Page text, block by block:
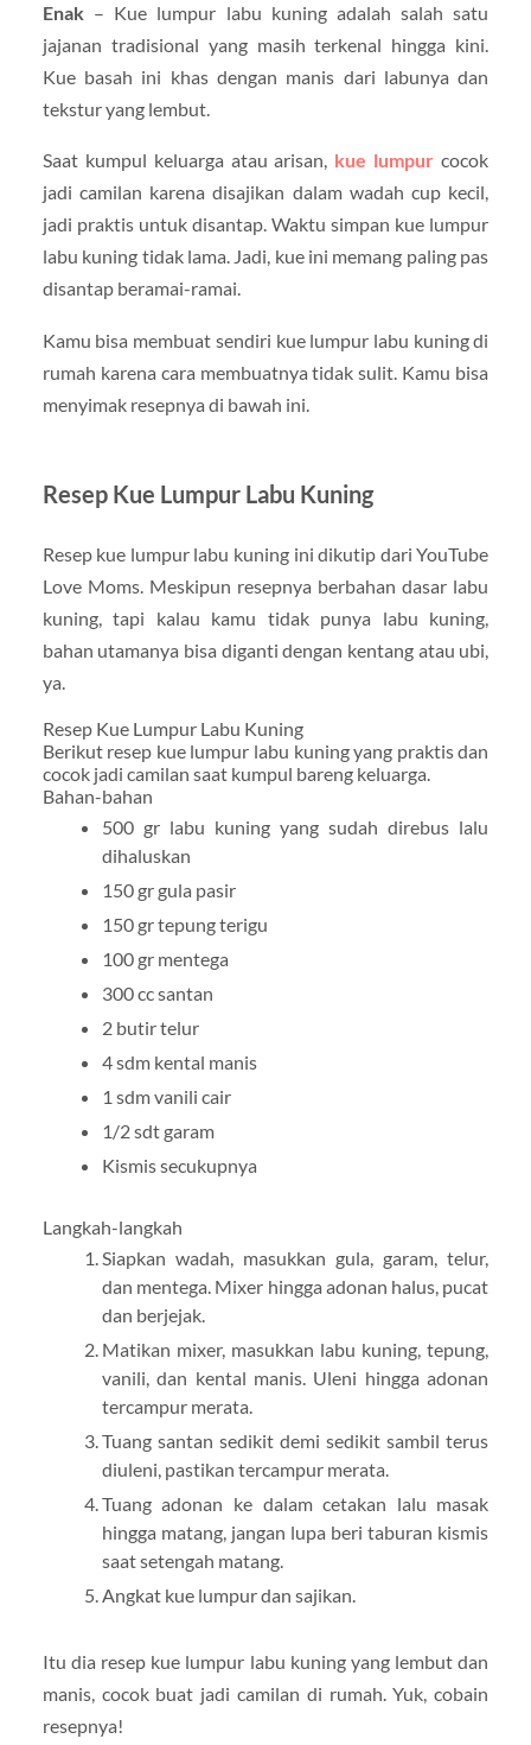
Enak– Kue lumpur labu kuning adalah salah satu
jajanan tradisional yang masih terkenal hingga kini.
Kue basah ini khas dengan manis dari labunya dan
tekstur yang lembut.
Saat kumpul keluarga atau arisan, kue lumpur cocok
jadi camilan karena disajikan dalam wadah cup kecil,
jadi praktis untuk disantap. Waktu simpan kue lumpur
labu kuning tidak lama. Jadi, kue ini memang paling pas
disantap beramai-ramai.
Kamu bisa membuat sendiri kue lumpur labu kuning di
rumah karena cara membuatnya tidak sulit. Kamu bisa
menyimak resepnya di bawah ini.
Resep Kue Lumpur Labu Kuning
Resep kue lumpur labu kuning ini dikutip dari YouTube
Love Moms. Meskipun resepnya berbahan dasar labu
kuning, tapi kalau kamu tidak punya labu kuning,
bahan utamanya bisa diganti dengan kentang atau ubi,
ya.
Resep Kue Lumpur Labu Kuning
Berikut resep kue lumpur labu kuning yang praktis dan
cocok jadi camilan saat kumpul bareng keluarga.
Bahan-bahan
500 gr labu kuning yang sudah direbus lalu
dihaluskan
150 gr gula pasir
150 gr tepung terigu
100 gr mentega
300 cc santan
2 butir telur
4 sdm kental manis
1 sdm vanili cair
1/2 sdt garam
Kismis secukupnya
Langkah-langkah
Siapkan wadah, masukkan gula, garam, telur,
dan mentega. Mixer hingga adonan halus, pucat
dan berjejak.
Matikan mixer, masukkan labu kuning, tepung,
vanili, dan kental manis. Uleni hingga adonan
tercampur merata.
Tuang santan sedikit demi sedikit sambil terus
diuleni, pastikan tercampur merata.
Tuang adonan ke dalam cetakan lalu masak
hingga matang, jangan lupa beri taburan kismis
saat setengah matang.
Angkat kue lumpur dan sajikan.
Itu dia resep kue lumpur labu kuning yang lembut dan
manis, cocok buat jadi camilan di rumah. Yuk, cobain
resepnya!